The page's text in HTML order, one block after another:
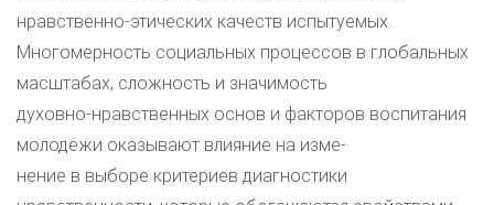
нравственно-этических качеств испытуемых.
Многомерность социальных процессов в глобальных
масштабах, сложность и значимость
духовно-нравственных основ и факторов воспитания
молодёжи оказывают влияние на изме-
нение в выборе критериев диагностики